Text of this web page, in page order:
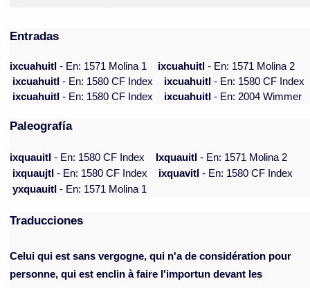
Entradas
ixcuahuitl- En: 1571 Molina 1 ixcuahuitl- En: 1571 Molina 2
ixcuahuitl- En: 1580 CF Index ixcuahuitl- En: 1580 CF Index
ixcuahuitl- En: 1580 CF Index ixcuahuitl- En: 2004 Wimmer
Paleografía
ixquauitl - En: 1580 CF Index Ixquauitl - En: 1571 Molina 2
ixquaujtl - En: 1580 CF Index ixquavitl - En: 1580 CF Index
yxquauitl - En: 1571 Molina 1
Traducciones
Celui qui est sans vergogne, qui n'a de considération pour
personne, qui est enclin à faire l'importun devant les